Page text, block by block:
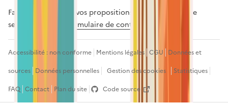
Faites nous part de vos propositions pour améliorer ce
service via notre
formulaire de contact
Accessibilité : non conforme Mentions légales CGU
Données et
sources Données personnelles Gestion des cookies
Statistiques
FAQ Contact Plan du site Code source